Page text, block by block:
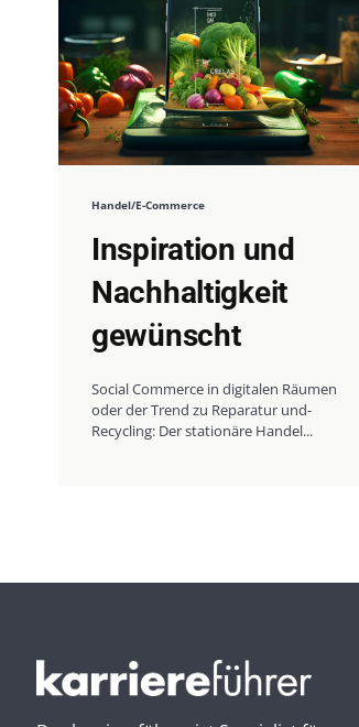
Handel/E-Commerce
Inspiration und
Nachhaltigkeit
gewünscht
Social Commerce in digitalen Räumen
oder der Trend zu Reparatur und-
Recycling: Der stationäre Handel...